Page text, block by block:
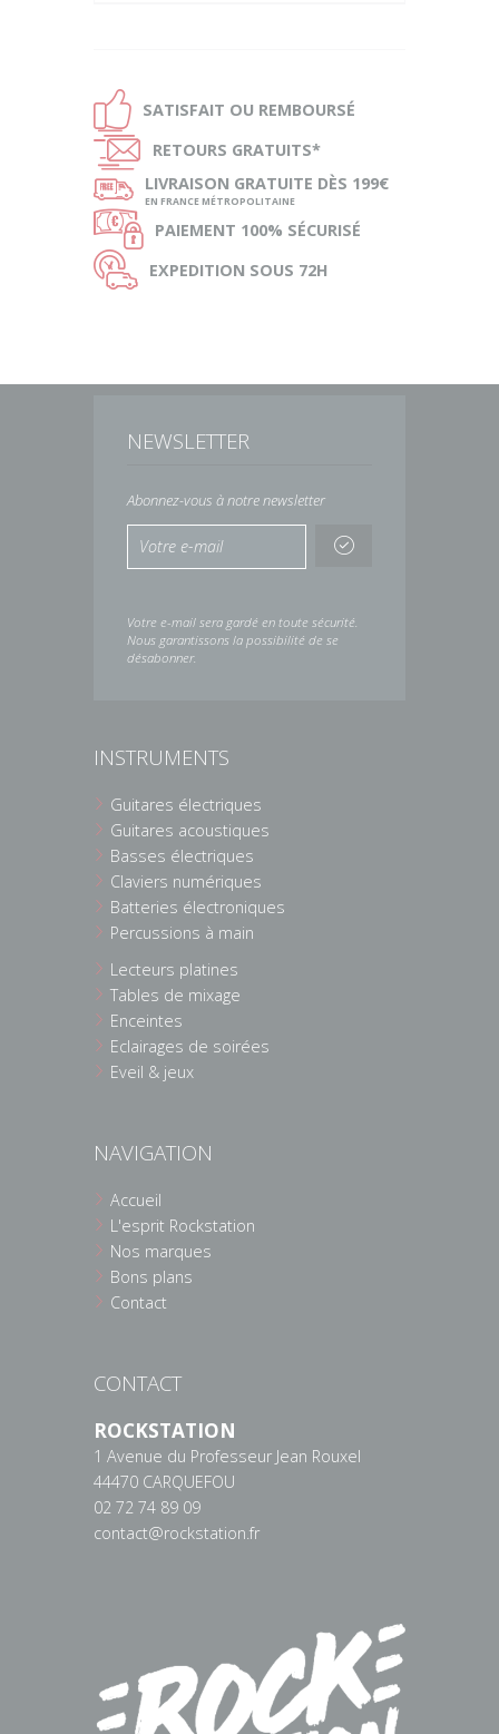
Ð SATISFAIT OU REMBOURSÉ
Ñ RETOURS GRATUITS*
ø LIVRAISON GRATUITE DÈS 199€
EN FRANCE MÉTROPOLITAINE
Ø PAIEMENT 100% SÉCURISÉ
Ù EXPEDITION SOUS 72H
NEWSLETTER
Abonnez-vous à notre newsletter
Votre e-mail sera gardé en toute sécurité.
Nous garantissons la possibilité de se
désabonner.
INSTRUMENTS
Guitares électriques
Guitares acoustiques
Basses électriques
Claviers numériques
Batteries électroniques
Percussions à main
Lecteurs platines
Tables de mixage
Enceintes
Eclairages de soirées
Eveil & jeux
NAVIGATION
Accueil
L'esprit Rockstation
Nos marques
Bons plans
Contact
CONTACT
ROCKSTATION
1 Avenue du Professeur Jean Rouxel
44470 CARQUEFOU
02 72 74 89 09
contact@rockstation.fr